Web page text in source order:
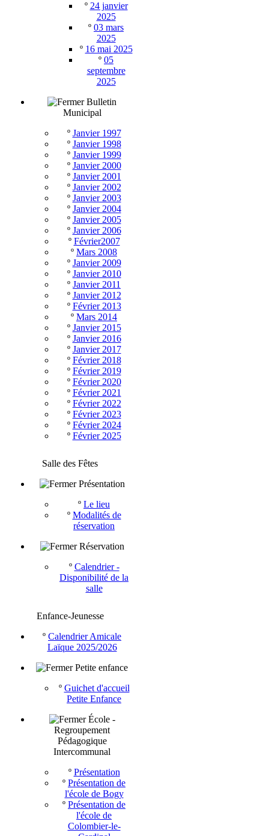
º 24 janvier
2025
º 03 mars
2025
º 16 mai 2025
º 05
septembre
2025
Bulletin
Municipal
º Janvier 1997
º Janvier 1998
º Janvier 1999
º Janvier 2000
º Janvier 2001
º Janvier 2002
º Janvier 2003
º Janvier 2004
º Janvier 2005
º Janvier 2006
º Février2007
º Mars 2008
º Janvier 2009
º Janvier 2010
º Janvier 2011
º Janvier 2012
º Février 2013
º Mars 2014
º Janvier 2015
º Janvier 2016
º Janvier 2017
º Février 2018
º Février 2019
º Février 2020
º Février 2021
º Février 2022
º Février 2023
º Février 2024
º Février 2025
Salle des Fêtes
Présentation
º Le lieu
º Modalités de
réservation
Réservation
º Calendrier -
Disponibilité de la
salle
Enfance-Jeunesse
º Calendrier Amicale
Laïque 2025/2026
Petite enfance
º Guichet d'accueil
Petite Enfance
École -
Regroupement
Pédagogique
Intercommunal
º Présentation
º Présentation de
l'école de Bogy
º Présentation de
l'école de
Colombier-le-